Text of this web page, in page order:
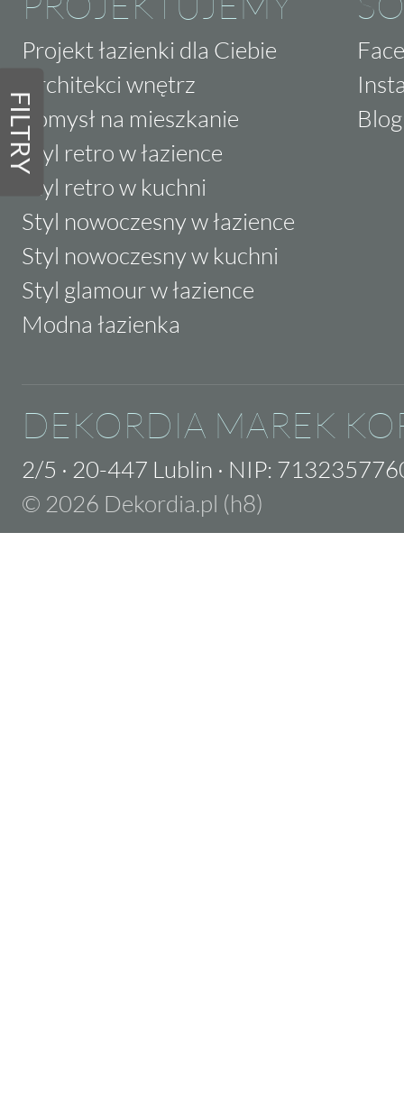
FILTRY
Projekt łazienki dla Ciebie
Architekci wnętrz
Pomysł na mieszkanie
Styl retro w łazience
Styl retro w kuchni
Styl nowoczesny w łazience
Styl nowoczesny w kuchni
Styl glamour w łazience
Modna łazienka
Blog
DEKORDIA MAREK
2/5 · 20-447 Lublin · NIP:
© 2026 Dekordia.pl (h8)